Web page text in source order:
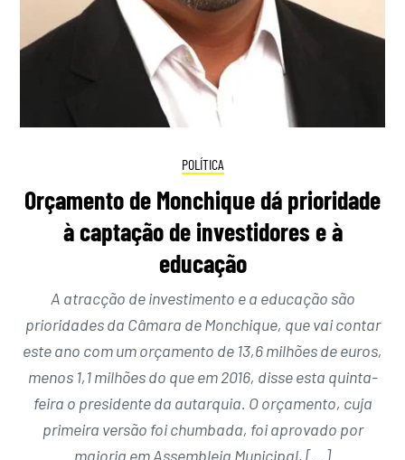
POLÍTICA
Orçamento de Monchique dá prioridade
à captação de investidores e à
educação
A atracção de investimento e a educação são
prioridades da Câmara de Monchique, que vai contar
este ano com um orçamento de 13,6 milhões de euros,
menos 1,1 milhões do que em 2016, disse esta quinta-
feira o presidente da autarquia. O orçamento, cuja
primeira versão foi chumbada, foi aprovado por
maioria em Assembleia Municipal, […]